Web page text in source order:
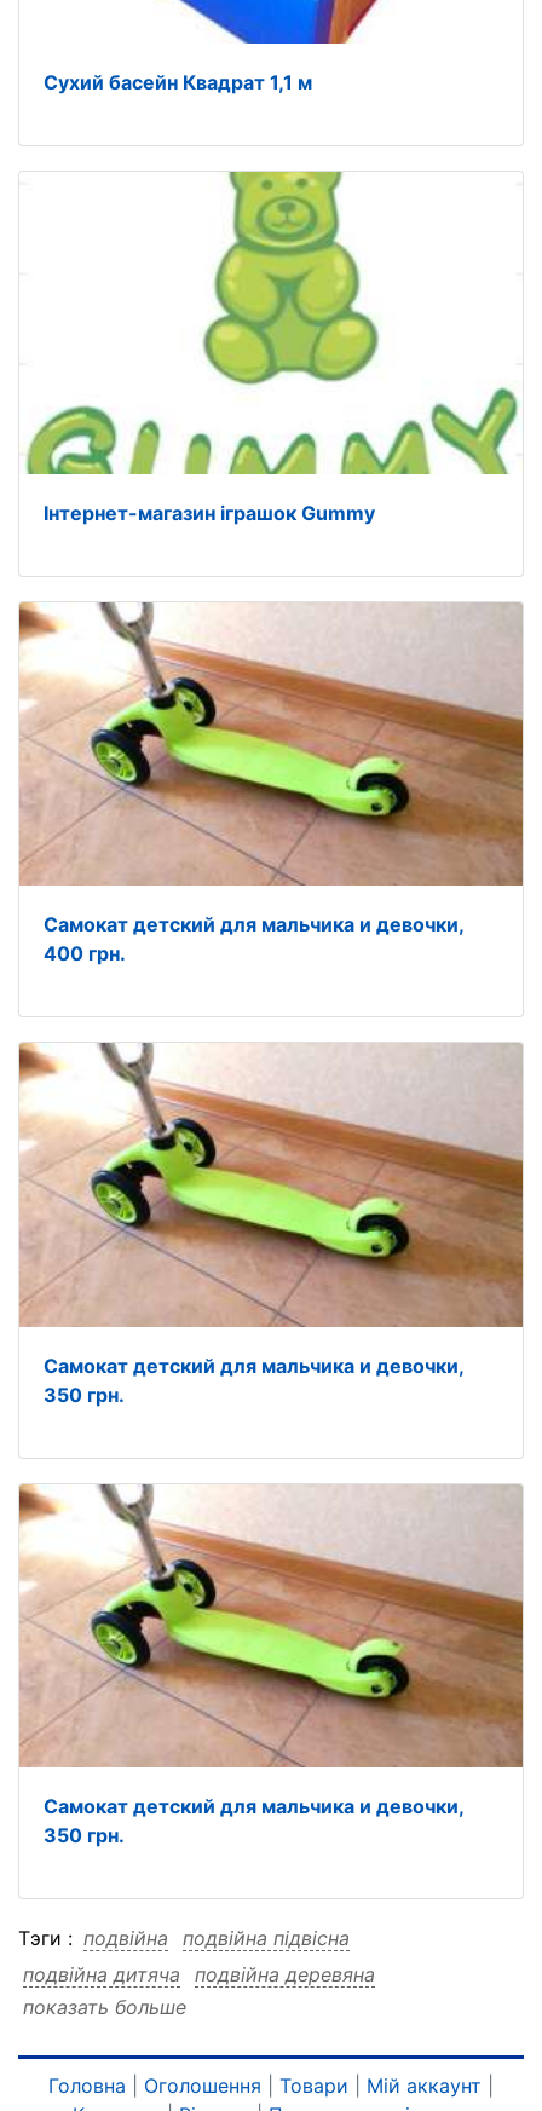
Сухий басейн Квадрат 1,1 м
Інтернет-магазин іграшок Gummy
Самокат детский для мальчика и девочки,
400 грн.
Самокат детский для мальчика и девочки,
350 грн.
Самокат детский для мальчика и девочки,
350 грн.
Тэги : подвійна
подвійна підвісна
подвійна дитяча
подвійна деревяна
подвійна гойдалка
подвійна гойдалка деревяна підвісна
показать больше
Головна Оголошення Товари Мій аккаунт